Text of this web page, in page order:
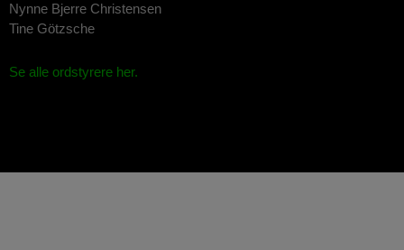
Nynne Bjerre Christensen
Tine Götzsche
Se alle ordstyrere her.